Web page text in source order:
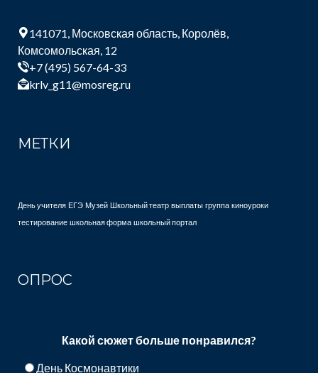
141071, Московская область, Королёв,
Комсомольская, 12
+7 (495) 567-64-33
krlv_g11@mosreg.ru
МЕТКИ
День учителя ЕГЭ Музей Школьный театр выплаты группа киноуроки
тестирование школьная форма школьный портал
ОПРОС
Какой сюжет больше понравился?
День Космонавтики